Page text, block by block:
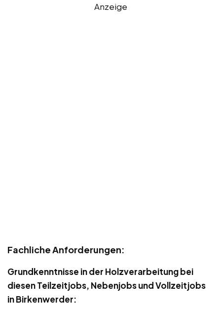
Anzeige
Fachliche Anforderungen:
Grundkenntnisse in der Holzverarbeitung bei
diesen Teilzeitjobs, Nebenjobs und Vollzeitjobs
in Birkenwerder: